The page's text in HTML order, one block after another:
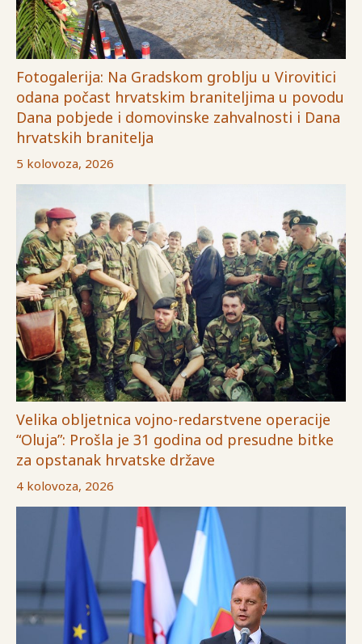
Fotogalerija: Na Gradskom groblju u Virovitici
odana počast hrvatskim braniteljima u povodu
Dana pobjede i domovinske zahvalnosti i Dana
hrvatskih branitelja
5 kolovoza, 2026
Velika obljetnica vojno-redarstvene operacije
“Oluja”: Prošla je 31 godina od presudne bitke
za opstanak hrvatske države
4 kolovoza, 2026